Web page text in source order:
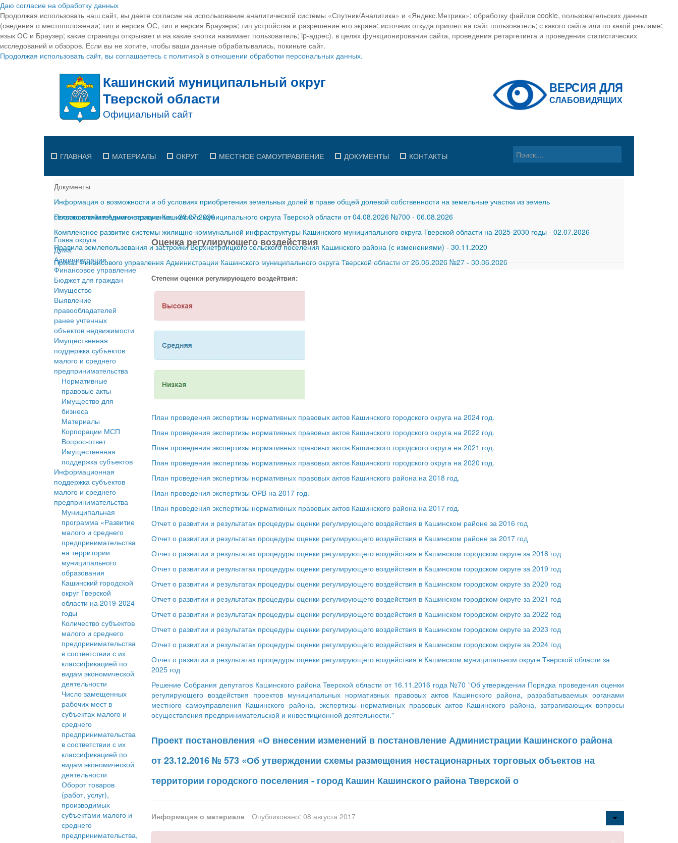
Даю согласие на обработку данных
Продолжая использовать наш сайт, вы даете согласие на использование аналитической системы «Спутник/Аналитика» и «Яндекс.Метрика»; обработку файлов cookie, пользовательских данных
(сведения о местоположении; тип и версия ОС, тип и версия Браузера; тип устройства и разрешение его экрана; источник откуда пришел на сайт пользователь; с какого сайта или по какой рекламе;
язык ОС и Браузер; какие страницы открывает и на какие кнопки нажимает пользователь; ip-адрес). в целях функционирования сайта, проведения ретаргетинга и проведения статистических
исследований и обзоров. Если вы не хотите, чтобы ваши данные обрабатывались, покиньте сайт.
Продолжая использовать сайт, вы соглашаетесь с политикой в отношении обработки персональных данных.
ГЛАВНАЯ МАТЕРИАЛЫ ОКРУГ МЕСТНОЕ САМОУПРАВЛЕНИЕ ДОКУМЕНТЫ КОНТАКТЫ
Документы
Информация о возможности и об условиях приобретения земельных долей в праве общей долевой собственности на земельные участки из земель
сельскохозяйственного назначения-29.07.2026
Постановление Администрации Кашинского муниципального округа Тверской области от 04.08.2026 №700 - 06.08.2026
Комплексное развитие системы жилищно-коммунальной инфраструктуры Кашинского муниципального округа Тверской области на 2025-2030 годы - 02.07.2026
Правила землепользования и застройки Верхнетроицкого сельского поселения Кашинского района (с изменениями) - 30.11.2020
Приказ Финансового управления Администрации Кашинского муниципального округа Тверской области от 26.06.2026 №27 - 30.06.2026
Глава округа
Дума
Администрация
Финансовое управление
Бюджет для граждан
Имущество
Выявление
правообладателей
ранее учтенных
объектов недвижимости
Имущественная
поддержка субъектов
малого и среднего
предпринимательства
Нормативные
правовые акты
Имущество для
бизнеса
Материалы
Корпорации МСП
Вопрос-ответ
Имущественная
поддержка субъектов
Информационная
поддержка субъектов
малого и среднего
предпринимательства
Муниципальная
программа «Развитие
малого и среднего
предпринимательства
на территории
муниципального
образования
Кашинский городской
округ Тверской
области на 2019-2024
годы
Количество субъектов
малого и среднего
предпринимательства
в соответствии с их
классификацией по
видам экономической
деятельности
Число замещенных
рабочих мест в
субъектах малого и
среднего
предпринимательства
в соответствии с их
классификацией по
видам экономической
деятельности
Оборот товаров
(работ, услуг),
производимых
субъектами малого и
среднего
предпринимательства,
Оценка регулирующего воздействия
Степени оценки регулирующего воздейтвия:
План проведения экспертизы нормативных правовых актов Кашинского городского округа на 2024 год.
План проведения экспертизы нормативных правовых актов Кашинского городского округа на 2022 год.
План проведения экспертизы нормативных правовых актов Кашинского городского округа на 2021 год.
План проведения экспертизы нормативных правовых актов Кашинского городского округа на 2020 год.
План проведения экспертизы нормативных правовых актов Кашинского района на 2018 год.
План проведения экспертизы ОРВ на 2017 год.
План проведения экспертизы нормативных правовых актов Кашинского района на 2017 год.
Отчет о развитии и результатах процедуры оценки регулирующего воздействия в Кашинском районе за 2016 год
Отчет о развитии и результатах процедуры оценки регулирующего воздействия в Кашинском районе за 2017 год
Отчет о развитии и результатах процедуры оценки регулирующего воздействия в Кашинском городском округе за 2018 год
Отчет о развитии и результатах процедуры оценки регулирующего воздействия в Кашинском городском округе за 2019 год
Отчет о развитии и результатах процедуры оценки регулирующего воздействия в Кашинском городском округе за 2020 год
Отчет о развитии и результатах процедуры оценки регулирующего воздействия в Кашинском городском округе за 2021 год
Отчет о развитии и результатах процедуры оценки регулирующего воздействия в Кашинском городском округе за 2022 год
Отчет о развитии и результатах процедуры оценки регулирующего воздействия в Кашинском городском округе за 2023 год
Отчет о развитии и результатах процедуры оценки регулирующего воздействия в Кашинском городском округе за 2024 год
Отчет о развитии и результатах процедуры оценки регулирующего воздействия в Кашинском муниципальном округе Тверской области за
2025 год
Решение Собрания депутатов Кашинского района Тверской области от 16.11.2016 года №70 "Об утверждении Порядка проведения оценки
регулирующего воздействия проектов муниципальных нормативных правовых актов Кашинского района, разрабатываемых органами
местного самоуправления Кашинского района, экспертизы нормативных правовых актов Кашинского района, затрагивающих вопросы
осуществления предпринимательской и инвестиционной деятельности."
Проект постановления «О внесении изменений в постановление Администрации Кашинского района
от 23.12.2016 № 573 «Об утверждении схемы размещения нестационарных торговых объектов на
территории городского поселения - город Кашин Кашинского района Тверской о
Информация о материале Опубликовано: 08 августа 2017